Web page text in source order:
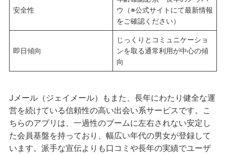
安全性
ウ（※公式サイトにて最新情報
をご確認ください）
即日傾向
じっくりとコミュニケーショ
ンを取る通常利用が中心の傾
向
Jメール（ジェイメール）もまた、長年にわたり健全な運
営を続けている信頼性の高い出会い系サービスです。こ
ちらのアプリは、一過性のブームに左右されない安定し
た会員基盤を持っており、幅広い年代の男女が登録して
います。派手な宣伝よりも口コミや長年の実績でユーザ